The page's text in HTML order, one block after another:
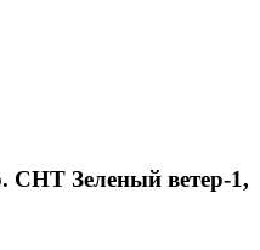
СНТ Зеленый ветер-1,